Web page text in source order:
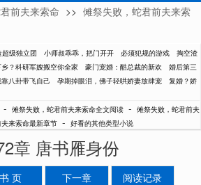
前夫来索命 >> 傩祭失败，蛇君前夫来索
级独立团 小师叔乖乖，把门开开 必须犯规的游戏
掏空渣
？科研军嫂搬空你全家 豪门宠婚：酷总裁的新欢
婚后第三
八卦带飞自己 孕期掉眼泪，佛子轻哄娇妻放肆宠
复婚？娇
- 傩祭失败，蛇君前夫来索命全文阅读 - 傩祭失败，蛇君前夫
来索命最新章节 - 好看的其他类型小说
章 唐书雁身份
书 页 下一章 阅读记录